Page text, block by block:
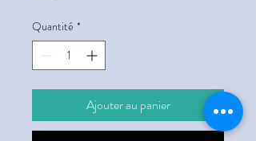
Quantité *
Ajouter au panier